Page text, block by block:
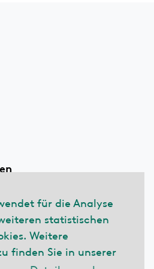
für die Analyse
statistischen
Weitere
finden Sie in unserer